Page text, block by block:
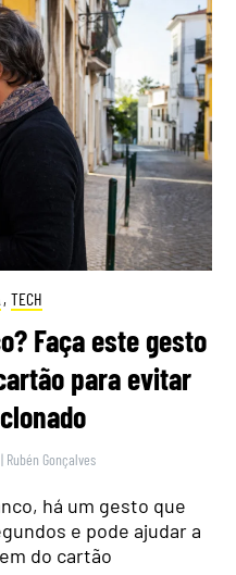
, TECH
Faça este gesto
para evitar
| Rubén Gonçalves
há um gesto que
e pode ajudar a
do cartão